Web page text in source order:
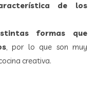
de los
formas que
, por lo que son muy
creativa.